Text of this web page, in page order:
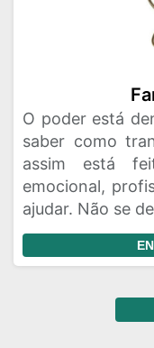
O poder está
saber como
assim está
emocional,
ajudar. Não se